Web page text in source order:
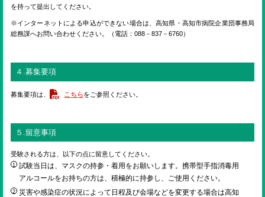
を持って提出してください。
※インターネットによる申込ができない場合は、高知県・高知市病院企業団事務局
総務課へお問い合わせください。（電話：088－837－6760）
４.募集要項
募集要項は、 こちらをご参照ください。
５.留意事項
受験される方は、以下の点に留意してください。
試験当日は、マスクの持参・着用をお願いします。携帯型手指消毒用
アルコールをお持ちの方は、積極的に持参し、ご使用ください。
災害や感染症の状況によって日程及び会場などを変更する場合は高知